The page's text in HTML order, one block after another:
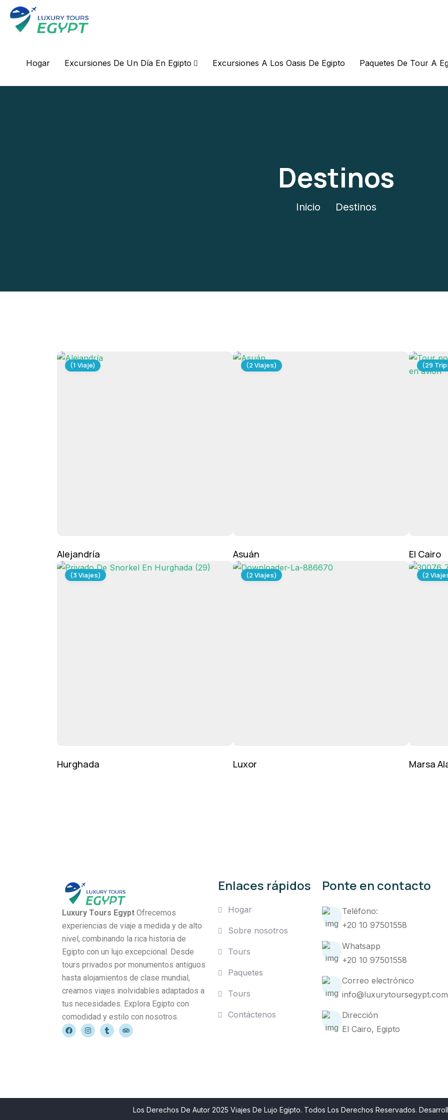
Hogar Excursiones De Un Día En Egipto Excursiones A Los Oasis De Egipto Paquetes De Tour A
Destinos
Inicio Destinos
Alejandría
(1 Viaje)
Asuán
(2 Viajes)
El Cairo
(29
Hurghada
(3 Viajes)
Luxor
(2 Viajes)
Marsa
(2
Luxury Tours Egypt Ofrecemos
experiencias de viaje a medida y de alto
nivel, combinando la rica historia de
Egipto con un lujo excepcional. Desde
tours privados por monumentos antiguos
hasta alojamientos de clase mundial,
creamos viajes inolvidables adaptados a
tus necesidades. Explora Egipto con
comodidad y estilo con nosotros.
Enlaces rápidos
Hogar
Sobre nosotros
Tours
Paquetes
Tours
Contáctenos
Ponte en contacto
Teléfono:
+20 10 97501558
Whatsapp
+20 10 97501558
Correo electrónico
info@luxurytoursegypt.com
Dirección
El Cairo, Egipto
Los Derechos De Autor 2025 Viajes De Lujo Egipto. Todos Los Derechos Reservados.